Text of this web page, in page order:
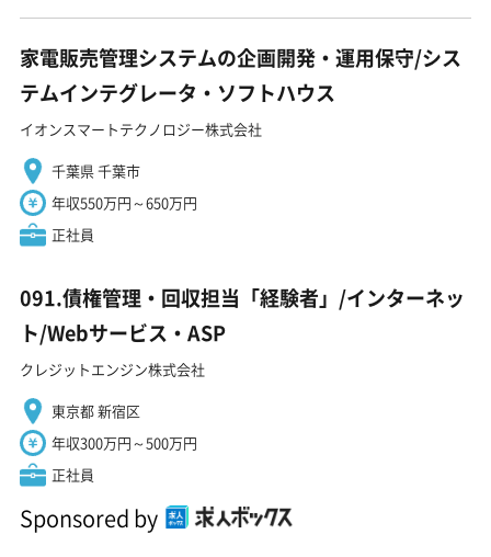
家電販売管理システムの企画開発・運用保守/シス
テムインテグレータ・ソフトハウス
イオンスマートテクノロジー株式会社
千葉県 千葉市
年収550万円～650万円
正社員
091.債権管理・回収担当「経験者」/インターネッ
ト/Webサービス・ASP
クレジットエンジン株式会社
東京都 新宿区
年収300万円～500万円
正社員
Sponsored by